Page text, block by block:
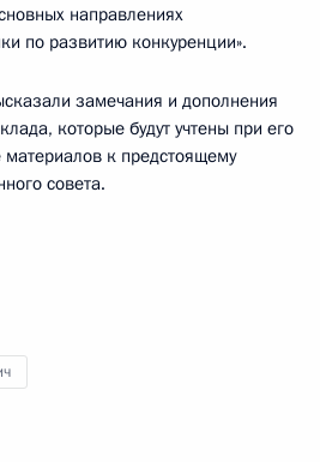
направлениях
по развитию конкуренции».
замечания и дополнения
которые будут учтены при его
материалов к предстоящему
совета.